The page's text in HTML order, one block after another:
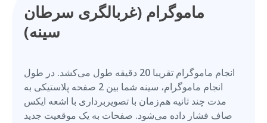
ماموگرام (غربالگری سرطان
سینه)
انجام ماموگرام تقریبا 20 دقیقه طول می‌کشد. در طول
انجام ماموگرام، سینه شما بین 2 صفحه پلاستیکی به
مدت چند ثانیه هم‌زمان با تصویربرداری با اشعه ایکس
صاف فشار داده می‌شود. صفحات به یک موقعیت جدید